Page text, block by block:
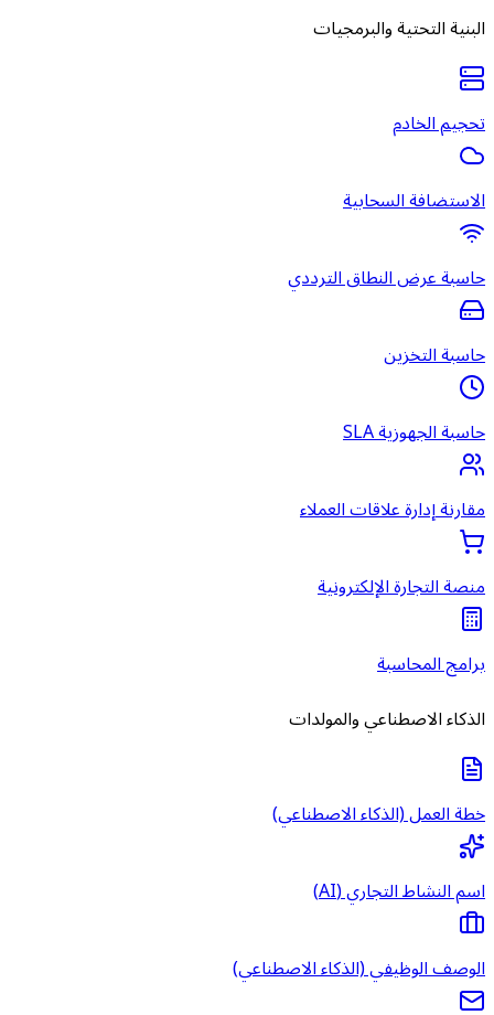
البنية التحتية والبرمجيات
تحجيم الخادم
الاستضافة السحابية
حاسبة عرض النطاق الترددي
حاسبة التخزين
حاسبة الجهوزية SLA
مقارنة إدارة علاقات العملاء
منصة التجارة الإلكترونية
برامج المحاسبة
الذكاء الاصطناعي والمولدات
خطة العمل (الذكاء الاصطناعي)
اسم النشاط التجاري (AI)
الوصف الوظيفي (الذكاء الاصطناعي)